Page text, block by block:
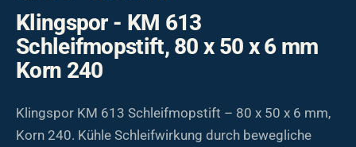
Klingspor - KM 613
Schleifmopstift, 80 x 50 x 6 mm
Korn 240
Klingspor KM 613 Schleifmopstift – 80 x 50 x 6 mm,
Korn 240. Kühle Schleifwirkung durch bewegliche